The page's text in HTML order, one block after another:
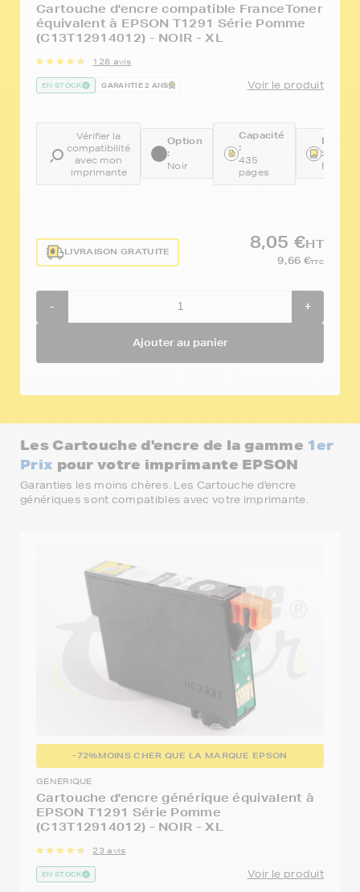
Cartouche d'encre compatible FranceToner
équivalent à EPSON T1291 Série Pomme
(C13T12914012) - NOIR - XL
128 avis
EN STOCK GARANTIE 2 ANS Voir le produit
Vérifier la
compatibilité
avec mon
imprimante
Option
:
Noir
Capacité
:
435
pages
:
LIVRAISON GRATUITE
8,05 €HT
9,66 €TTC
- +
Ajouter au panier
Les Cartouche d'encre de la gamme 1er
Prix pour votre imprimante EPSON
Garanties les moins chères. Les Cartouche d'encre
génériques sont compatibles avec votre imprimante.
-72%MOINS CHER QUE LA MARQUE EPSON
GENERIQUE
Cartouche d'encre générique équivalent à
EPSON T1291 Série Pomme
(C13T12914012) - NOIR - XL
23 avis
EN STOCK Voir le produit